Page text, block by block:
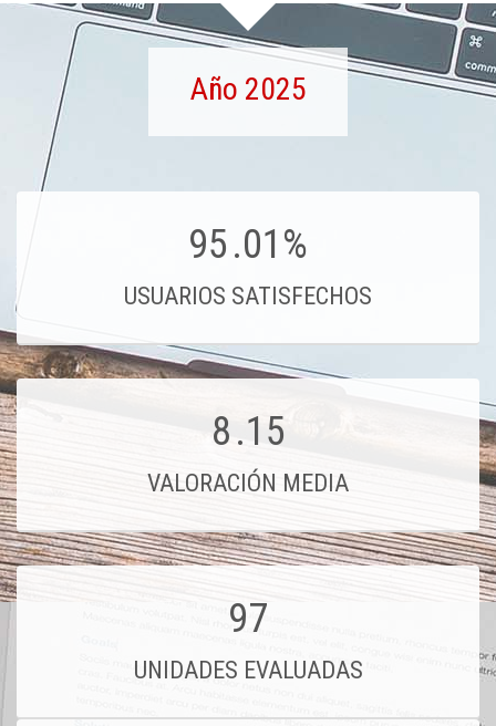
Año 2025
95.01%
USUARIOS SATISFECHOS
8.15
VALORACIÓN MEDIA
97
UNIDADES EVALUADAS